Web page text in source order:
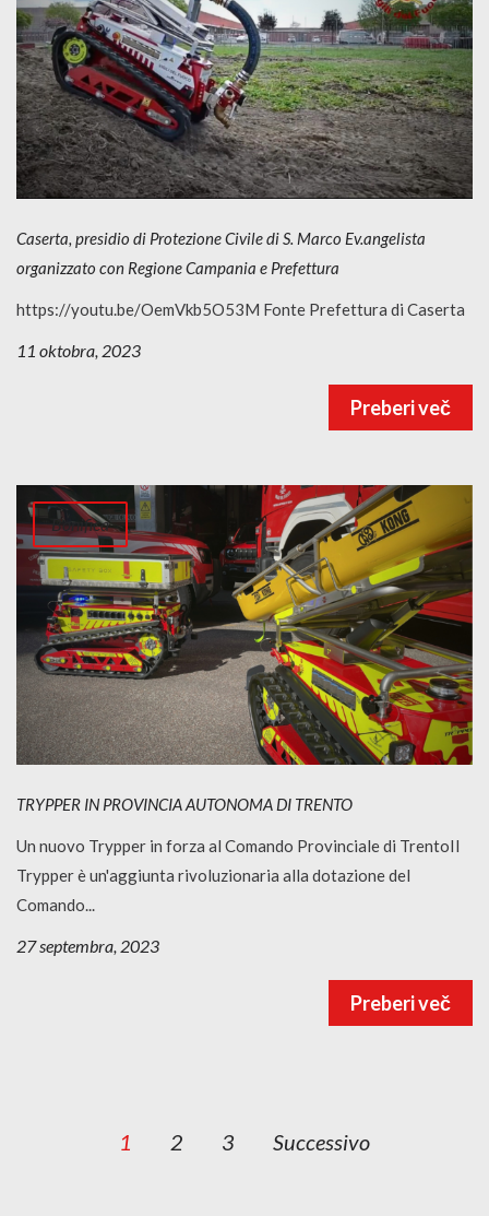
Caserta, presidio di Protezione Civile di S. Marco Ev.angelista
organizzato con Regione Campania e Prefettura
https://youtu.be/OemVkb5O53M Fonte Prefettura di Caserta
11 oktobra, 2023
Preberi več
Bonifica
TRYPPER IN PROVINCIA AUTONOMA DI TRENTO
Un nuovo Trypper in forza al Comando Provinciale di TrentoIl
Trypper è un'aggiunta rivoluzionaria alla dotazione del
Comando...
27 septembra, 2023
Preberi več
1 2 3 Successivo